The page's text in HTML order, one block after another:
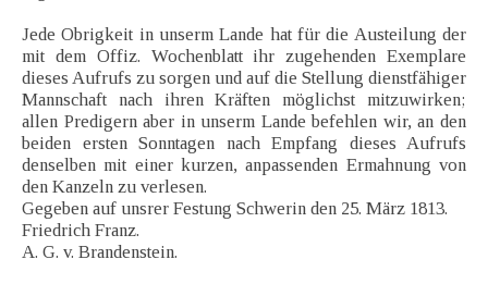
Jede Obrigkeit in unserm Lande hat für die Austeilung der
mit dem Offiz. Wochenblatt ihr zugehenden Exemplare
dieses Aufrufs zu sorgen und auf die Stellung dienstfähiger
Mannschaft nach ihren Kräften möglichst mitzuwirken;
allen Predigern aber in unserm Lande befehlen wir, an den
beiden ersten Sonntagen nach Empfang dieses Aufrufs
denselben mit einer kurzen, anpassenden Ermahnung von
den Kanzeln zu verlesen.
Gegeben auf unsrer Festung Schwerin den 25. März 1813.
Friedrich Franz.
A. G. v. Brandenstein.